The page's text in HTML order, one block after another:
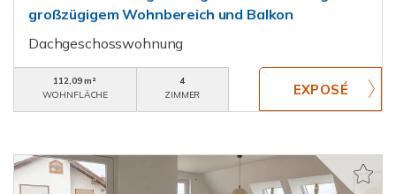
großzügigem Wohnbereich und Balkon
Dachgeschosswohnung
112,09 m²
WOHNFLÄCHE
4
ZIMMER